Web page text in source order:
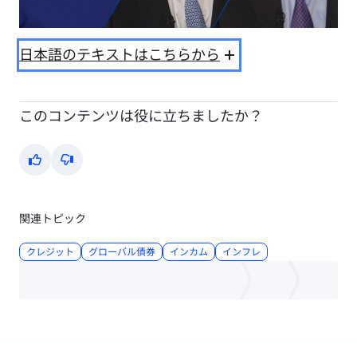
Video
日本語のテキストはこちらから
このコンテンツは役に立ちましたか？
Yes No
関連トピック
クレジット グローバル債券 インカム インフレ